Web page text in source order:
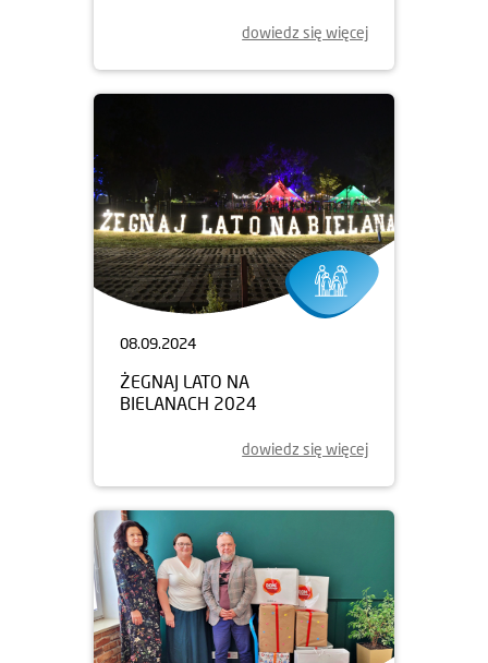
dowiedz się więcej
08.09.2024
ŻEGNAJ LATO NA
BIELANACH 2024
dowiedz się więcej